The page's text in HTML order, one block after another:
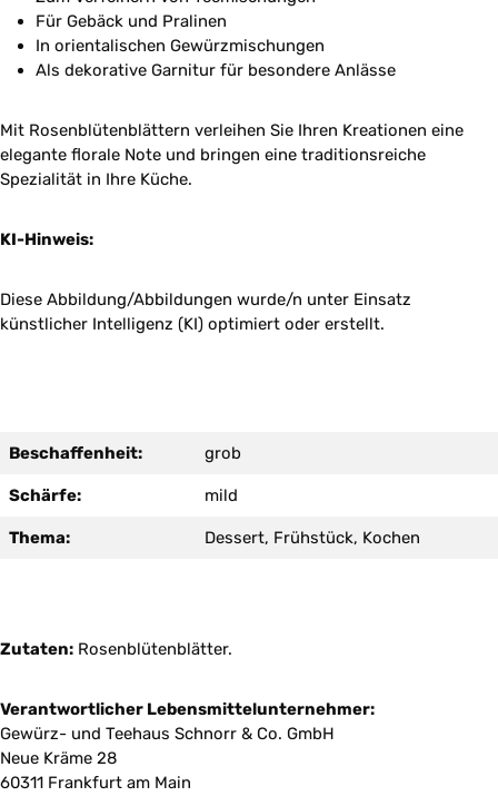
Für Gebäck und Pralinen
In orientalischen Gewürzmischungen
Als dekorative Garnitur für besondere Anlässe
Mit Rosenblütenblättern verleihen Sie Ihren Kreationen eine
elegante florale Note und bringen eine traditionsreiche
Spezialität in Ihre Küche.
KI-Hinweis:
Diese Abbildung/Abbildungen wurde/n unter Einsatz
künstlicher Intelligenz (KI) optimiert oder erstellt.
Beschaffenheit: grob
Schärfe: mild
Thema: Dessert, Frühstück, Kochen
Zutaten: Rosenblütenblätter.
Verantwortlicher Lebensmittelunternehmer:
Gewürz- und Teehaus Schnorr & Co. GmbH
Neue Kräme 28
60311 Frankfurt am Main